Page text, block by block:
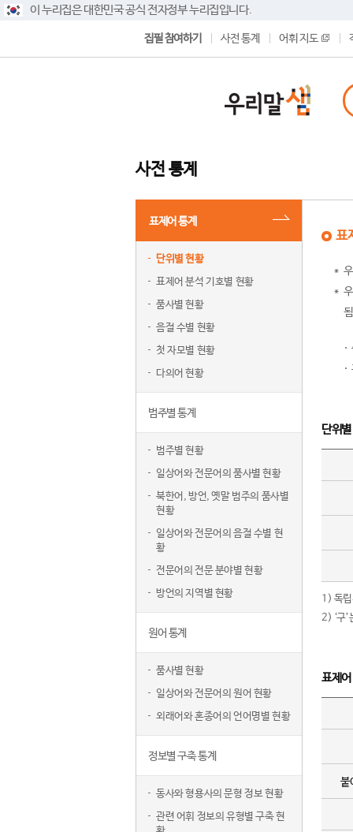
이 누리집은 대한민국 공식 전자정부 누리집입니다.
집필 참여하기 사전 통계 어휘 지도
사전 통계
표제어 통계
단위별 현황
표제어 분석 기호별 현황
품사별 현황
음절 수별 현황
첫 자모별 현황
다의어 현황
범주별 통계
범주별 현황
일상어와 전문어의 품사별 현황
북한어, 방언, 옛말 범주의 품사별
현황
일상어와 전문어의 음절 수별 현
황
전문어의 전문 분야별 현황
방언의 지역별 현황
원어 통계
품사별 현황
일상어와 전문어의 원어 현황
외래어와 혼종어의 언어명별 현황
정보별 구축 통계
동사와 형용사의 문형 정보 현황
관련 어휘 정보의 유형별 구축 현
표
단위
1) 독립
2) ‘구
표제
붙